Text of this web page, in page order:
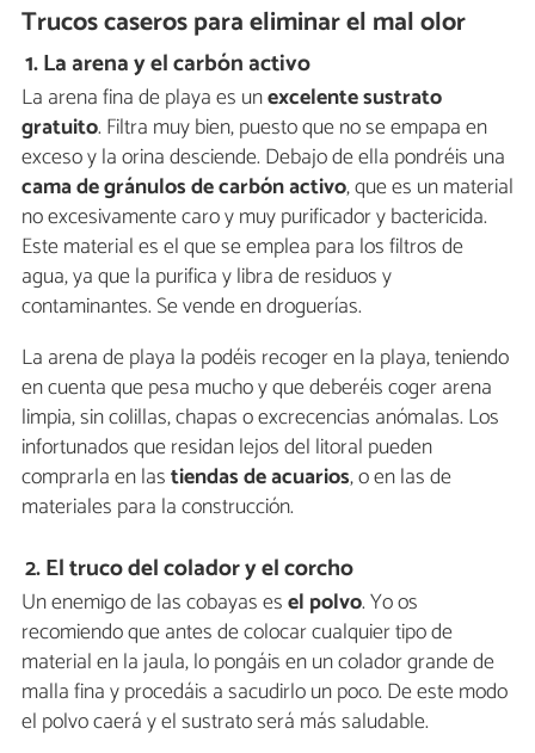
Trucos caseros para eliminar el mal olor
1. La arena y el carbón activo
La arena fina de playa es unexcelente sustrato
gratuito. Filtra muy bien, puesto que no se empapa en
exceso y la orina desciende. Debajo de ella pondréis una
cama de gránulos decarbón activo, que es un material
no excesivamente caro y muy purificador y bactericida.
Este material es el que se emplea para los filtros de
agua, ya que la purifica y libra de residuos y
contaminantes. Se vende en droguerías.
La arena de playa la podéis recoger en la playa, teniendo
en cuenta que pesa mucho y que deberéis coger arena
limpia, sin colillas, chapas o excrecencias anómalas. Los
infortunados que residan lejos del litoral pueden
comprarla en lastiendas de acuarios, o en las de
materiales para la construcción.
2. El truco del colador y el corcho
Un enemigo de las cobayas esel polvo. Yo os
recomiendo que antes de colocar cualquier tipo de
material en la jaula, lo pongáis en un colador grande de
malla fina y procedáis a sacudirlo un poco. De este modo
el polvo caerá y el sustrato será más saludable.